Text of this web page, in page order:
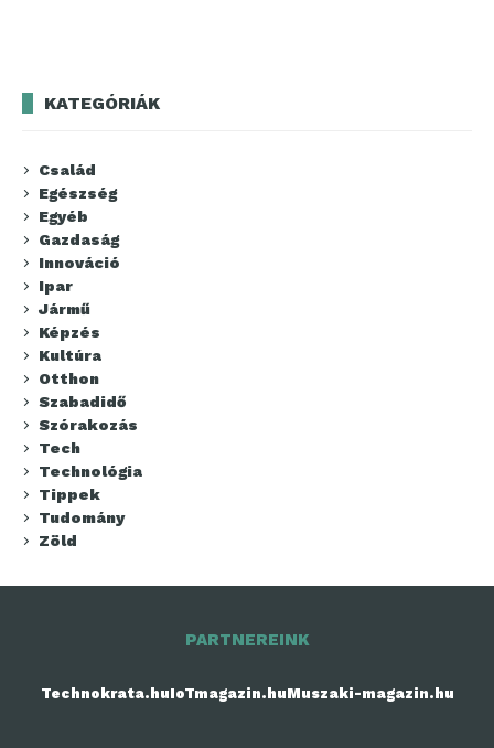
KATEGÓRIÁK
Család
Egészség
Egyéb
Gazdaság
Innováció
Ipar
Jármű
Képzés
Kultúra
Otthon
Szabadidő
Szórakozás
Tech
Technológia
Tippek
Tudomány
Zöld
PARTNEREINK
Technokrata.huIoTmagazin.huMuszaki-magazin.hu